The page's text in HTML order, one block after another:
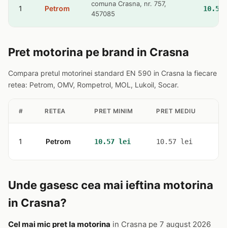
1 Petrom
comuna Crasna, nr. 757,
457085
Pret motorina pe brand in Crasna
Compara pretul motorinei standard EN 590 in Crasna la fiecare
retea: Petrom, OMV, Rompetrol, MOL, Lukoil, Socar.
# RETEA PRET MINIM PRET MEDIU
1 Petrom 10.57 lei 10.57 lei
Unde gasesc cea mai ieftina motorina
in Crasna?
Cel mai mic pret la motorina in Crasna pe 7 august 2026